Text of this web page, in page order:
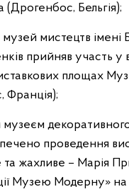
(Дрогенбос, Бельгія);
мистецтв імені
прийняв участь у
площах
Франція);
проведення
жахливе – Марія
Музею Модерну» на